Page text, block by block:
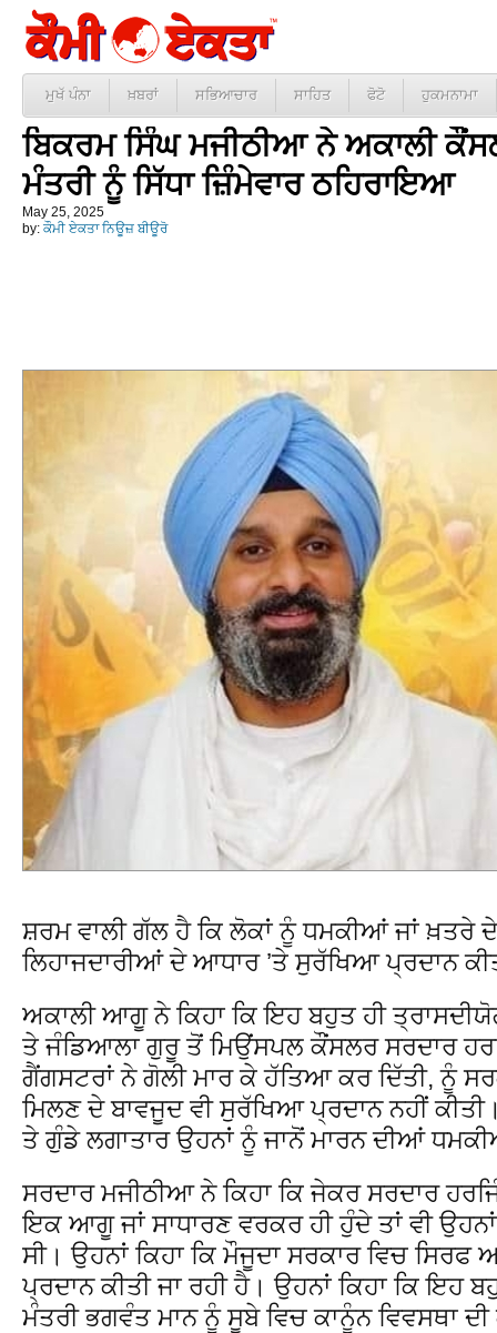
ਮੁਖੱ ਪੰਨਾ ਖ਼ਬਰਾਂ ਸਭਿਆਚਾਰ ਸਾਹਿਤ ਫੋਟੋ ਹੁਕਮਨਾਮਾ
ਬਿਕਰਮ ਸਿੰਘ ਮਜੀਠੀਆ ਨੇ ਅਕਾਲੀ
ਮੰਤਰੀ ਨੂੰ ਸਿੱਧਾ ਜ਼ਿੰਮੇਵਾਰ ਠਹਿਰਾਇਆ
May 25, 2025
by: ਕੌਮੀ ਏਕਤਾ ਨਿਊਜ਼ ਬੀਊਰੋ
ਸ਼ਰਮ ਵਾਲੀ ਗੱਲ ਹੈ ਕਿ ਲੋਕਾਂ ਨੂੰ ਧਮਕੀਆਂ ਜਾਂ ਖ਼ਤਰੇ
ਲਿਹਾਜਦਾਰੀਆਂ ਦੇ ਆਧਾਰ ’ਤੇ ਸੁਰੱਖਿਆ ਪ੍ਰਦਾਨ
ਅਕਾਲੀ ਆਗੂ ਨੇ ਕਿਹਾ ਕਿ ਇਹ ਬਹੁਤ ਹੀ
ਤੇ ਜੰਡਿਆਲਾ ਗੁਰੂ ਤੋਂ ਮਿਉਂਸਪਲ ਕੌਂਸਲਰ ਸਰਦਾਰ
ਗੈਂਗਸਟਰਾਂ ਨੇ ਗੋਲੀ ਮਾਰ ਕੇ ਹੱਤਿਆ ਕਰ ਦਿੱਤੀ, ਨੂੰ
ਮਿਲਣ ਦੇ ਬਾਵਜੂਦ ਵੀ ਸੁਰੱਖਿਆ ਪ੍ਰਦਾਨ ਨਹੀਂ
ਤੇ ਗੁੰਡੇ ਲਗਾਤਾਰ ਉਹਨਾਂ ਨੂੰ ਜਾਨੋਂ ਮਾਰਨ ਦੀਆਂ
ਸਰਦਾਰ ਮਜੀਠੀਆ ਨੇ ਕਿਹਾ ਕਿ ਜੇਕਰ ਸਰਦਾਰ
ਇਕ ਆਗੂ ਜਾਂ ਸਾਧਾਰਣ ਵਰਕਰ ਹੀ ਹੁੰਦੇ ਤਾਂ ਵੀ
ਸੀ। ਉਹਨਾਂ ਕਿਹਾ ਕਿ ਮੌਜੂਦਾ ਸਰਕਾਰ ਵਿਚ
ਪ੍ਰਦਾਨ ਕੀਤੀ ਜਾ ਰਹੀ ਹੈ। ਉਹਨਾਂ ਕਿਹਾ ਕਿ ਇਹ
ਮੰਤਰੀ ਭਗਵੰਤ ਮਾਨ ਨੂੰ ਸੂਬੇ ਵਿਚ ਕਾਨੂੰਨ ਵਿਵਸਥਾ